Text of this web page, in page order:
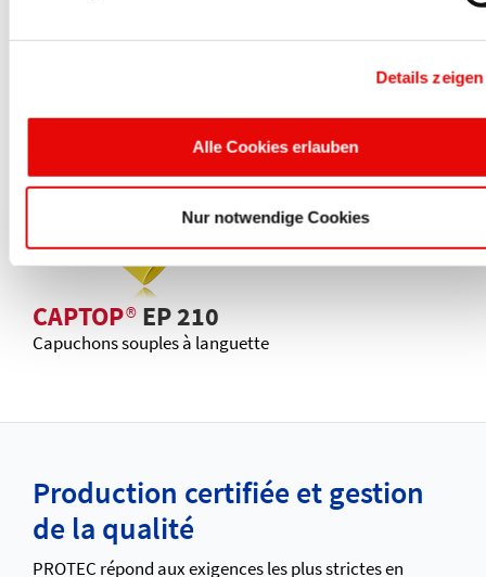
Details zeigen
Alle Cookies erlauben
Nur notwendige Cookies
CAPTOP®EP 210
Capuchons souples à languette
Production certifiée et gestion
de la qualité
PROTEC répond aux exigences les plus strictes en